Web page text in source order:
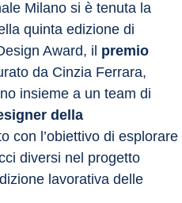
Milano si è tenuta la
quinta edizione di
Award, il premio
da Cinzia Ferrara,
insieme a un team di
della
con l’obiettivo di esplorare
diversi nel progetto
lavorativa delle